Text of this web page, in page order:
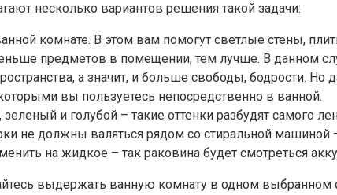
несколько вариантов решения такой задачи:
комнате. В этом вам помогут светлые стены,
предметов в помещении, тем лучше. В данном
а значит, и больше свободы, бодрости.
вы пользуетесь непосредственно в ванной.
и голубой – такие оттенки разбудят самого
не должны валяться рядом со стиральной
на жидкое – так раковина будет смотреться
выдержать ванную комнату в одном